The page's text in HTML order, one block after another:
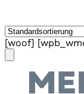
[woof]